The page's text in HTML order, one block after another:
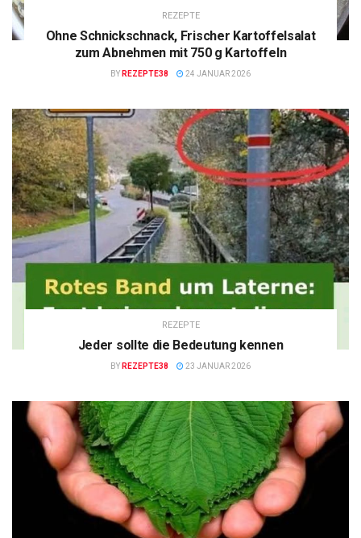
REZEPTE
Ohne Schnickschnack, Frischer Kartoffelsalat
zum Abnehmen mit 750 g Kartoffeln
BY REZEPTE38 24 JANUAR 2026
REZEPTE
Jeder sollte die Bedeutung kennen
BY REZEPTE38 23 JANUAR 2026